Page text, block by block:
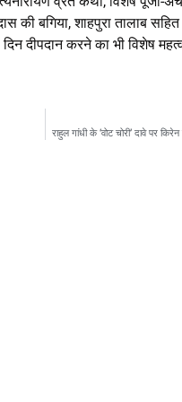
की बगिया, शाहपुरा तालाब
दीपदान करने का भी विशेष
राहुल गांधी के ‘वोट चोरी’ दावे पर